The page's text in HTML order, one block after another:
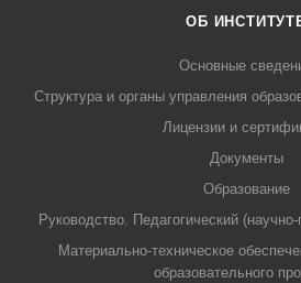
ОБ
Основные
Структура и органы управления
Лицензии и
Документы
Образование
Руководство. Педагогический (научно-
Материально-техническое
образовательного